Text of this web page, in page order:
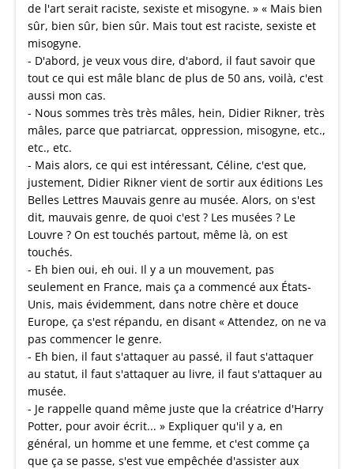
de l'art serait raciste, sexiste et misogyne. » « Mais bien
sûr, bien sûr, bien sûr. Mais tout est raciste, sexiste et
misogyne.
- D'abord, je veux vous dire, d'abord, il faut savoir que
tout ce qui est mâle blanc de plus de 50 ans, voilà, c'est
aussi mon cas.
- Nous sommes très très mâles, hein, Didier Rikner, très
mâles, parce que patriarcat, oppression, misogyne, etc.,
etc., etc.
- Mais alors, ce qui est intéressant, Céline, c'est que,
justement, Didier Rikner vient de sortir aux éditions Les
Belles Lettres Mauvais genre au musée. Alors, on s'est
dit, mauvais genre, de quoi c'est ? Les musées ? Le
Louvre ? On est touchés partout, même là, on est
touchés.
- Eh bien oui, eh oui. Il y a un mouvement, pas
seulement en France, mais ça a commencé aux États-
Unis, mais évidemment, dans notre chère et douce
Europe, ça s'est répandu, en disant « Attendez, on ne va
pas commencer le genre.
- Eh bien, il faut s'attaquer au passé, il faut s'attaquer
au statut, il faut s'attaquer au livre, il faut s'attaquer au
musée.
- Je rappelle quand même juste que la créatrice d'Harry
Potter, pour avoir écrit... » Expliquer qu'il y a, en
général, un homme et une femme, et c'est comme ça
que ça se passe, s'est vue empêchée d'assister aux